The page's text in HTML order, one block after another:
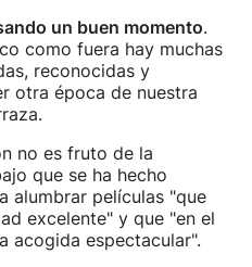
un buen momento.
como fuera hay muchas
reconocidas y
otra época de nuestra
no es fruto de la
que se ha hecho
alumbrar películas "que
excelente" y que "en el
acogida espectacular".